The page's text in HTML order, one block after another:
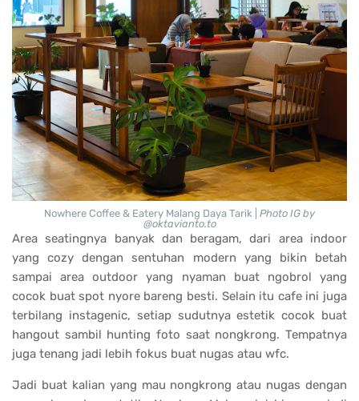
Nowhere Coffee & Eatery Malang Daya Tarik | Photo IG by
@oktavianto.to
Area seatingnya banyak dan beragam, dari area indoor
yang cozy dengan sentuhan modern yang bikin betah
sampai area outdoor yang nyaman buat ngobrol yang
cocok buat spot nyore bareng besti. Selain itu cafe ini juga
terbilang instagenic, setiap sudutnya estetik cocok buat
hangout sambil hunting foto saat nongkrong. Tempatnya
juga tenang jadi lebih fokus buat nugas atau wfc.
Jadi buat kalian yang mau nongkrong atau nugas dengan